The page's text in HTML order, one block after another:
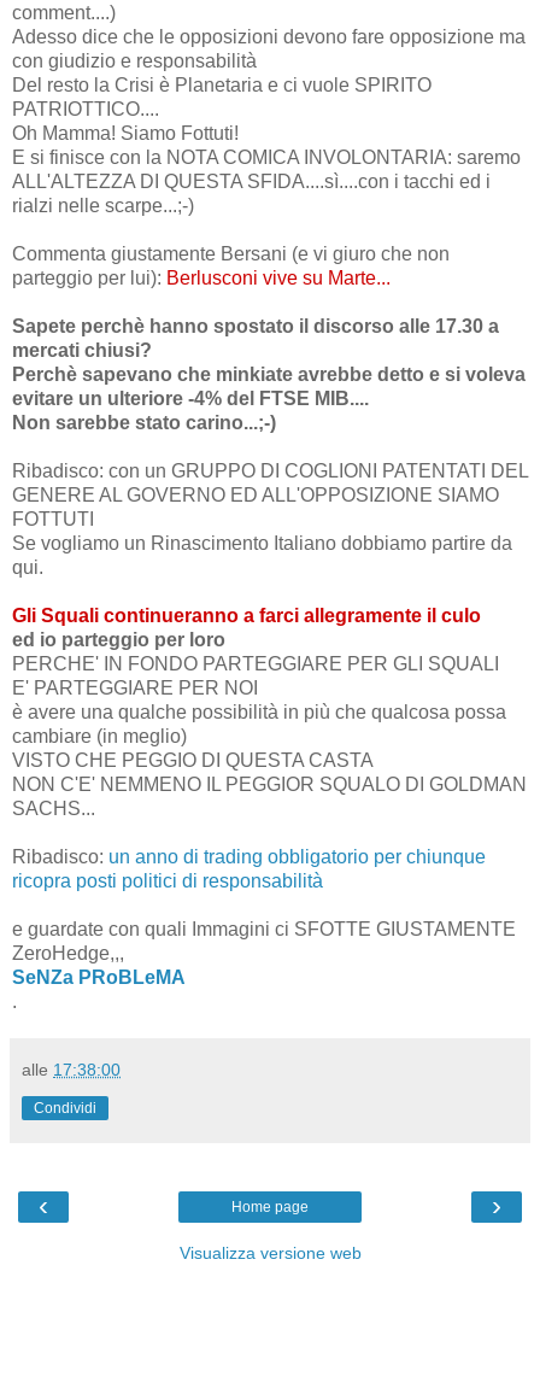
comment....)
Adesso dice che le opposizioni devono fare opposizione ma
con giudizio e responsabilità
Del resto la Crisi è Planetaria e ci vuole SPIRITO
PATRIOTTICO....
Oh Mamma! Siamo Fottuti!
E si finisce con la NOTA COMICA INVOLONTARIA: saremo
ALL'ALTEZZA DI QUESTA SFIDA....sì....con i tacchi ed i
rialzi nelle scarpe...;-)
Commenta giustamente Bersani (e vi giuro che non
parteggio per lui): Berlusconi vive su Marte...
Sapete perchè hanno spostato il discorso alle 17.30 a
mercati chiusi?
Perchè sapevano che minkiate avrebbe detto e si voleva
evitare un ulteriore -4% del FTSE MIB....
Non sarebbe stato carino...;-)
Ribadisco: con un GRUPPO DI COGLIONI PATENTATI DEL
GENERE AL GOVERNO ED ALL'OPPOSIZIONE SIAMO
FOTTUTI
Se vogliamo un Rinascimento Italiano dobbiamo partire da
qui.
Gli Squali continueranno a farci allegramente il culo
ed io parteggio per loro
PERCHE' IN FONDO PARTEGGIARE PER GLI SQUALI
E' PARTEGGIARE PER NOI
è avere una qualche possibilità in più che qualcosa possa
cambiare (in meglio)
VISTO CHE PEGGIO DI QUESTA CASTA
NON C'E' NEMMENO IL PEGGIOR SQUALO DI GOLDMAN
SACHS...
Ribadisco: un anno di trading obbligatorio per chiunque
ricopra posti politici di responsabilità
e guardate con quali Immagini ci SFOTTE GIUSTAMENTE
ZeroHedge,,,
SeNZa PRoBLeMA
.
alle 17:38:00
Condividi
‹ ›
Home page
Visualizza versione web